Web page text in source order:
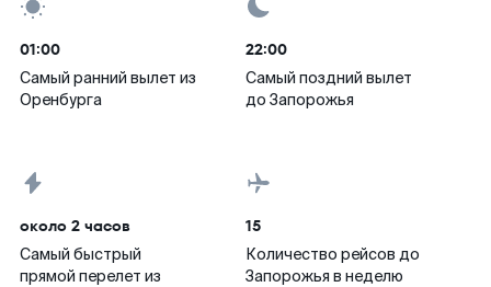
01:00
Самый ранний вылет из
Оренбурга
22:00
Самый поздний вылет
до Запорожья
около 2 часов
Самый быстрый
прямой перелет из
15
Количество рейсов до
Запорожья в неделю